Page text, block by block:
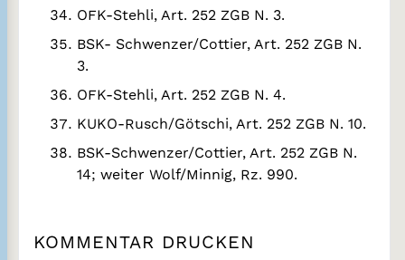
OFK-Stehli, Art. 252 ZGB N. 3.
BSK- Schwenzer/Cottier, Art. 252 ZGB N.
3.
OFK-Stehli, Art. 252 ZGB N. 4.
KUKO-Rusch/Götschi, Art. 252 ZGB N. 10.
BSK-Schwenzer/Cottier, Art. 252 ZGB N.
14; weiter Wolf/Minnig, Rz. 990.
KOMMENTAR DRUCKEN